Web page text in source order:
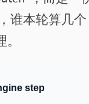
本轮算几